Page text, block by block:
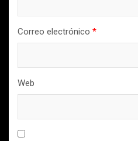
Correo electrónico *
Web